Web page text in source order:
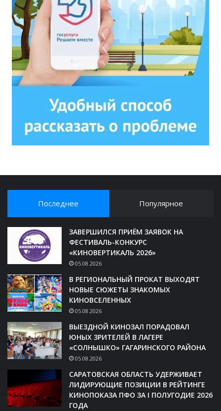
Последнее Популярное
ЗАВЕРШИЛСЯ ПРИЁМ ЗАЯВОК НА
ФЕСТИВАЛЬ-КОНКУРС
«КИНОВЕРТИКАЛЬ 2026»
05.08.2026
В РЕГИОНАЛЬНЫЙ ПРОКАТ ВЫХОДЯТ
НОВЫЕ СЮЖЕТЫ ЗНАКОМЫХ
КИНОВСЕЛЕННЫХ
05.08.2026
ВЫЕЗДНОЙ КИНОЗАЛ ПОРАДОВАЛ
ЮНЫХ ЗРИТЕЛЕЙ В ЛАГЕРЕ
«СОЛНЫШКО» ГАГАРИНСКОГО РАЙОНА
05.08.2026
САРАТОВСКАЯ ОБЛАСТЬ УДЕРЖИВАЕТ
ЛИДИРУЮЩИЕ ПОЗИЦИИ В РЕЙТИНГЕ
КИНОПОКАЗА ПФО ЗА I ПОЛУГОДИЕ 2026
ГОДА